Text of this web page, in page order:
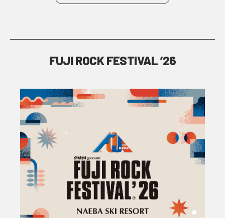
FUJI ROCK FESTIVAL ’26